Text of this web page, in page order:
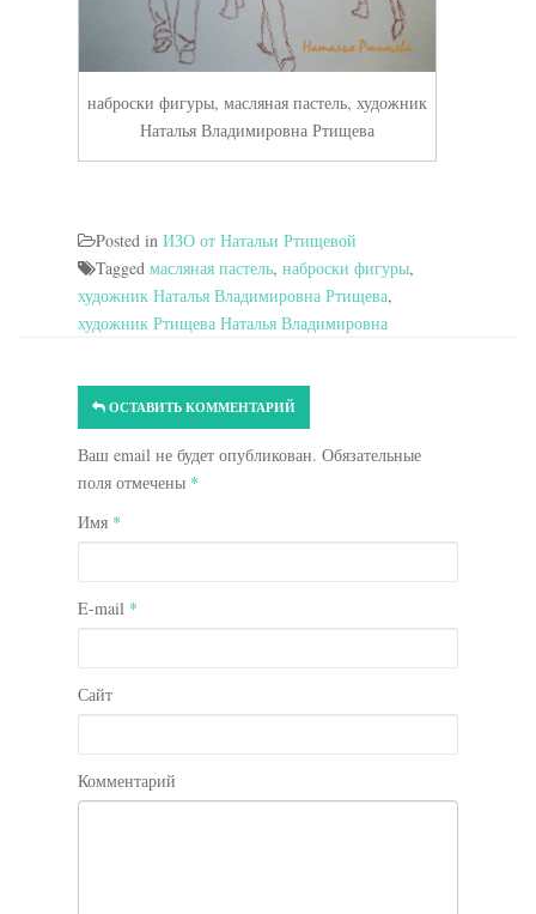
наброски фигуры, масляная пастель, художник
Наталья Владимировна Ртищева
Posted in ИЗО от Натальи Ртищевой
Tagged масляная пастель, наброски фигуры,
художник Наталья Владимировна Ртищева,
художник Ртищева Наталья Владимировна
ОСТАВИТЬ КОММЕНТАРИЙ
Ваш email не будет опубликован. Обязательные
поля отмечены *
Имя *
E-mail *
Сайт
Комментарий